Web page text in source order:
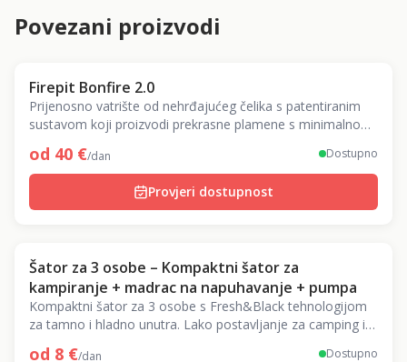
Povezani proizvodi
Firepit Bonfire 2.0
Prijenosno vatrište od nehrđajućeg čelika s patentiranim
sustavom koji proizvodi prekrasne plamene s minimalno
od 40 €/dan Dostupno
Provjeri dostupnost
Šator za 3 osobe – Kompaktni šator za
kampiranje + madrac na napuhavanje + pumpa
Kompaktni šator za 3 osobe s Fresh&Black tehnologijom
za tamno i hladno unutra. Lako postavljanje za camping i
od 8 €/dan Dostupno